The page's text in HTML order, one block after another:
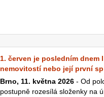
1. červen je posledním dnem
nemovitostí nebo její první
Brno, 11. května 2026 - Od
postupně rozesílá složenky na